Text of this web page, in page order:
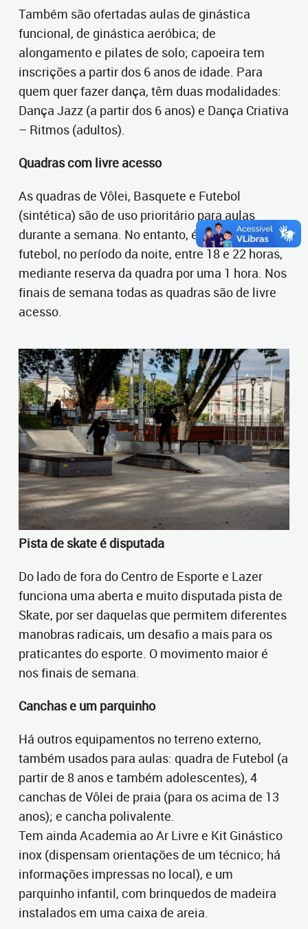
Também são ofertadas aulas de ginástica
funcional, de ginástica aeróbica; de
alongamento e pilates de solo; capoeira tem
inscrições a partir dos 6 anos de idade. Para
quem quer fazer dança, têm duas modalidades:
Dança Jazz (a partir dos 6 anos) e Dança Criativa
– Ritmos (adultos).
Quadras com livre acesso
As quadras de Vôlei, Basquete e Futebol
(sintética) são de uso prioritário para aulas
durante a semana. No entanto, é possível jogar
futebol, no período da noite, entre 18 e 22 horas,
mediante reserva da quadra por uma 1 hora. Nos
finais de semana todas as quadras são de livre
acesso.
Pista de skate é disputada
Do lado de fora do Centro de Esporte e Lazer
funciona uma aberta e muito disputada pista de
Skate, por ser daquelas que permitem diferentes
manobras radicais, um desafio a mais para os
praticantes do esporte. O movimento maior é
nos finais de semana.
Canchas e um parquinho
Há outros equipamentos no terreno externo,
também usados para aulas: quadra de Futebol (a
partir de 8 anos e também adolescentes), 4
canchas de Vôlei de praia (para os acima de 13
anos); e cancha polivalente.
Tem ainda Academia ao Ar Livre e Kit Ginástico
inox (dispensam orientações de um técnico; há
informações impressas no local), e um
parquinho infantil, com brinquedos de madeira
instalados em uma caixa de areia.